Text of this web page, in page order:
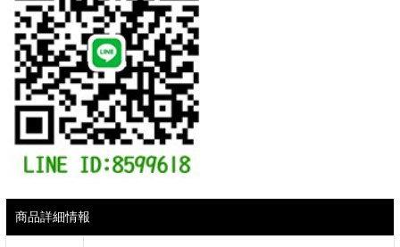
商品詳細情報